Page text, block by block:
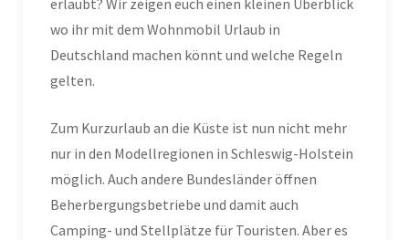
wo ihr mit dem Wohnmobil Urlaub in
Deutschland machen könnt und welche Regeln
gelten.
Zum Kurzurlaub an die Küste ist nun nicht mehr
nur in den Modellregionen in Schleswig-Holstein
möglich. Auch andere Bundesländer öffnen
Beherbergungsbetriebe und damit auch
Camping- und Stellplätze für Touristen. Aber es